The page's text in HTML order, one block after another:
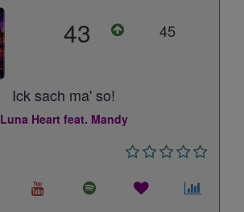
43 45
Ick sach ma' so!
Luna Heart feat. Mandy